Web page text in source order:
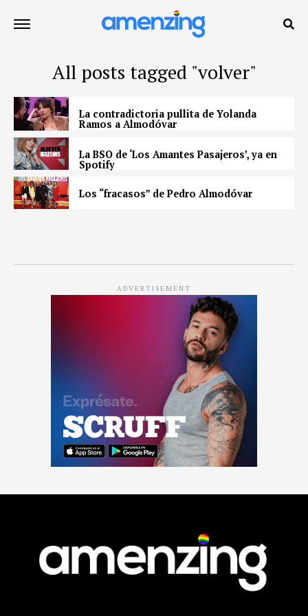
All posts tagged "volver"
La contradictoria pullita de Yolanda
Ramos a Almodóvar
La BSO de ‘Los Amantes Pasajeros’, ya en
Spotify
Los “fracasos” de Pedro Almodóvar
ADVERTISEMENT